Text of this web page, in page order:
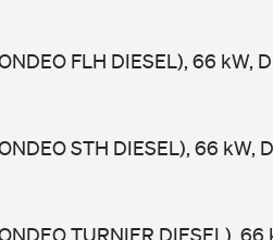
FLH DIESEL), 66 kW,
STH DIESEL), 66 kW,
TURNIER DIESEL),